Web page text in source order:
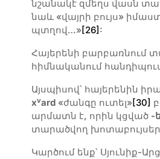
նշանակէ զմեղս վասն
նաև «վայրի բույս»
պտղով…»[26] :
Հայերենի բարբառնում
հիմնականում
Այսպիսով՝ հայերենին
xvard «ժանգը ուտել»[30]
արմատն է, որին կցված -
տարածվող
Կարծում ենք՝ Սյունիք-